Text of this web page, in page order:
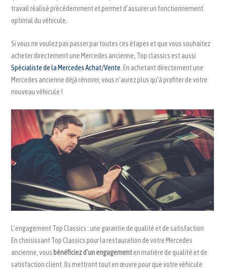
travail réalisé précédemment et permet d’assurer un fonctionnement
optimal du véhicule.
Si vous ne voulez pas passer par toutes ces étapes et que vous souhaitez
acheter directement une Mercedes ancienne, Top classics est aussi
Spécialiste de la Mercedes Achat/Vente . En achetant directement une
Mercedes ancienne déjà rénover, vous n’aurez plus qu’à profiter de votre
nouveau véhicule !
L’engagement Top Classics : une garantie de qualité et de satisfaction
En choisissant Top Classics pour la restauration de votre Mercedes
ancienne, vousbénéficiez d’un engagementen matière de qualité et de
satisfaction client. Ils mettront tout en œuvre pour que votre véhicule